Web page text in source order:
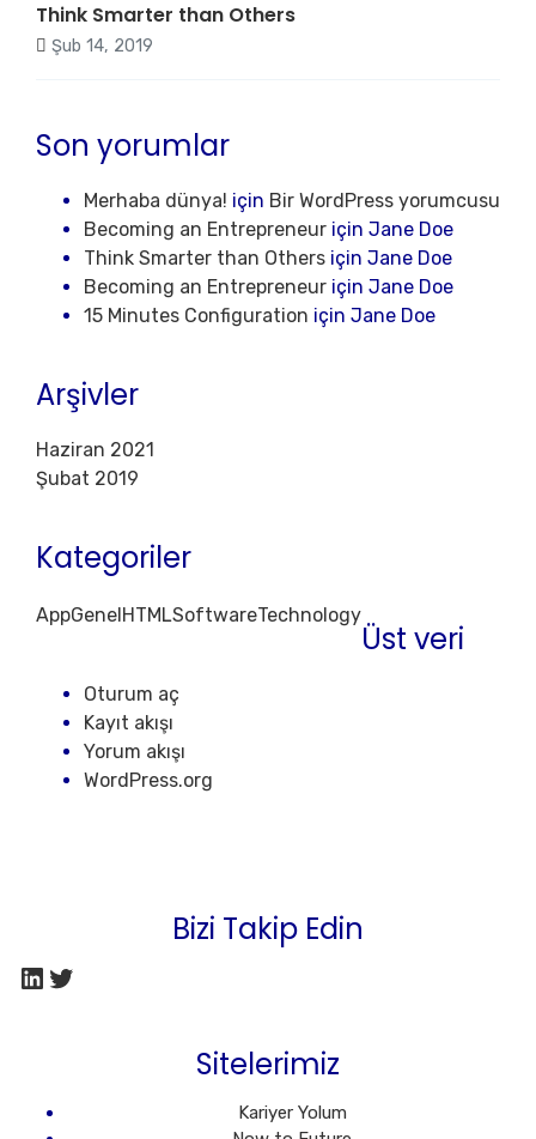
Think Smarter than Others
Şub 14, 2019
Son yorumlar
Merhaba dünya! için Bir WordPress yorumcusu
Becoming an Entrepreneur için Jane Doe
Think Smarter than Others için Jane Doe
Becoming an Entrepreneur için Jane Doe
15 Minutes Configuration için Jane Doe
Arşivler
Haziran 2021
Şubat 2019
Kategoriler
AppGenelHTMLSoftwareTechnology
Üst veri
Oturum aç
Kayıt akışı
Yorum akışı
WordPress.org
Bizi Takip Edin
LinkedIn
Twitter
Sitelerimiz
Kariyer Yolum